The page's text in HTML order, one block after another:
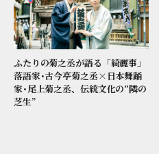
ふたりの菊之丞が語る「綺麗事」
落語家･古今亭菊之丞×日本舞踊
家･尾上菊之丞、伝統文化の“隣の
芝生”